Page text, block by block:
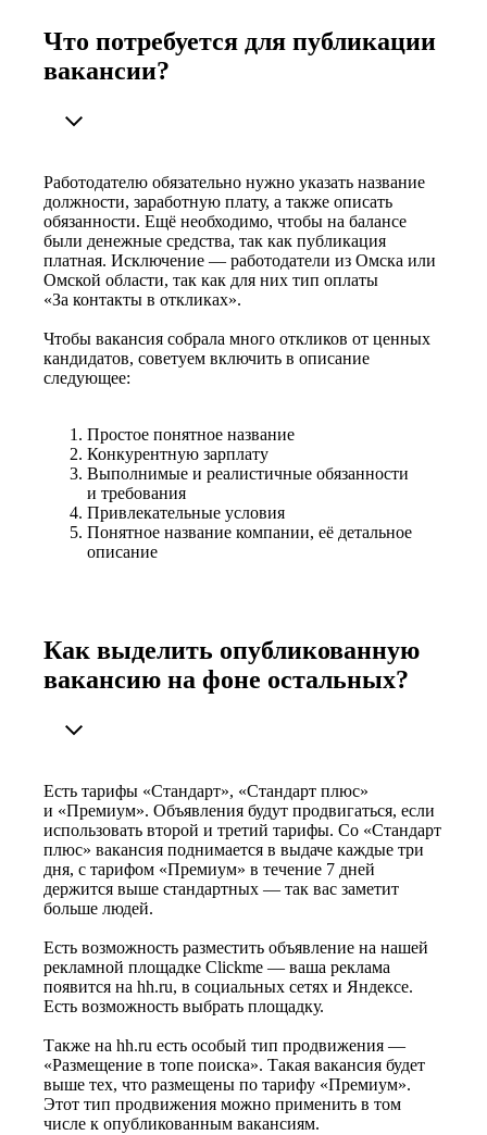
Что потребуется для публикации
вакансии?
Работодателю обязательно нужно указать название
должности, заработную плату, а также описать
обязанности. Ещё необходимо, чтобы на балансе
были денежные средства, так как публикация
платная. Исключение — работодатели из Омска или
Омской области, так как для них тип оплаты
«За контакты в откликах».
Чтобы вакансия собрала много откликов от ценных
кандидатов, советуем включить в описание
следующее:
Простое понятное название
Конкурентную зарплату
Выполнимые и реалистичные обязанности
и требования
Привлекательные условия
Понятное название компании, её детальное
описание
Как выделить опубликованную
вакансию на фоне остальных?
Есть тарифы «Стандарт», «Стандарт плюс»
и «Премиум». Объявления будут продвигаться, если
использовать второй и третий тарифы. Со «Стандарт
плюс» вакансия поднимается в выдаче каждые три
дня, с тарифом «Премиум» в течение 7 дней
держится выше стандартных — так вас заметит
больше людей.
Есть возможность разместить объявление на нашей
рекламной площадке Clickme — ваша реклама
появится на hh.ru, в социальных сетях и Яндексе.
Есть возможность выбрать площадку.
Также на hh.ru есть особый тип продвижения —
«Размещение в топе поиска». Такая вакансия будет
выше тех, что размещены по тарифу «Премиум».
Этот тип продвижения можно применить в том
числе к опубликованным вакансиям.